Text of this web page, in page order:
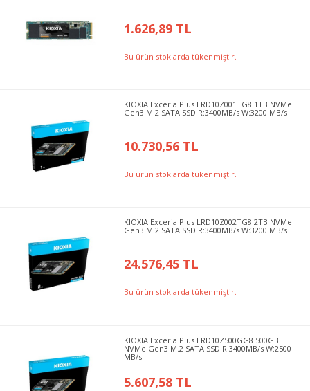
1.626,89 TL
Bu ürün stoklarda tükenmiştir.
KIOXIA Exceria Plus LRD10Z001TG8 1TB NVMe
Gen3 M.2 SATA SSD R:3400MB/s W:3200 MB/s
10.730,56 TL
Bu ürün stoklarda tükenmiştir.
KIOXIA Exceria Plus LRD10Z002TG8 2TB NVMe
Gen3 M.2 SATA SSD R:3400MB/s W:3200 MB/s
24.576,45 TL
Bu ürün stoklarda tükenmiştir.
KIOXIA Exceria Plus LRD10Z500GG8 500GB
NVMe Gen3 M.2 SATA SSD R:3400MB/s W:2500
MB/s
5.607,58 TL